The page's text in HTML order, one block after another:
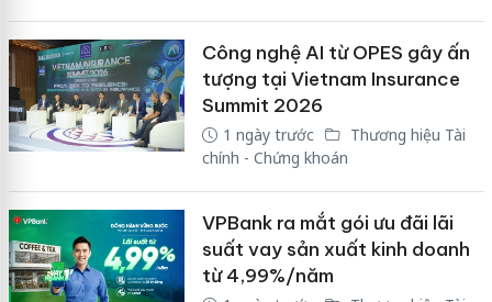
Công nghệ AI từ OPES gây ấn
tượng tại Vietnam Insurance
Summit 2026
1 ngày trước
Thương hiệu Tài
chính - Chứng khoán
VPBank ra mắt gói ưu đãi lãi
suất vay sản xuất kinh doanh
từ 4,99%/năm